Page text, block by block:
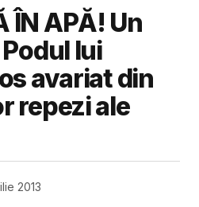
ÎN APĂ! Un
lui
avariat din
repezi ale
2013